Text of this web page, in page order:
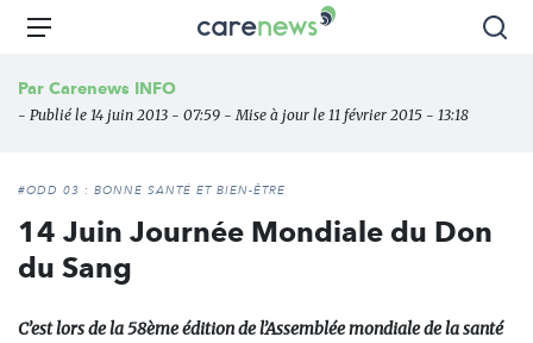
Aller
principal
Carenews,
des
l'engagement
Menu
Par Carenews INFO
- Publié le 14 juin 2013 - 07:59 - Mise à jour le 11 février 2015 - 13:18
#ODD 03 : BONNE SANTÉ ET BIEN-ÊTRE
14 Juin Journée Mondiale du Don
du Sang
C’est lors de la 58ème édition de l’Assemblée mondiale de la santé